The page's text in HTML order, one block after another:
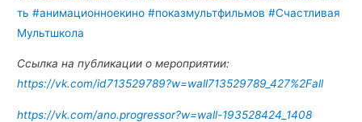
ть #анимационноекино #показмультфильмов #Счастливая
Мультшкола
Ссылка на публикации о мероприятии:
https://vk.com/id713529789?w=wall713529789_427%2Fall
https://vk.com/ano.progressor?w=wall-193528424_1408